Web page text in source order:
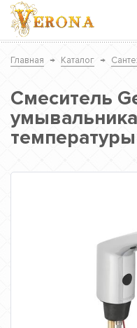
Главная → Каталог →
Смеситель